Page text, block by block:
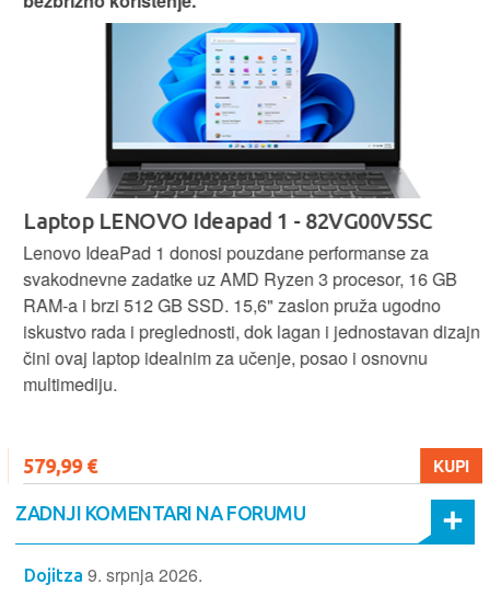
Laptop LENOVO Ideapad 1 - 82VG00V5SC
Lenovo IdeaPad 1 donosi pouzdane performanse za
svakodnevne zadatke uz AMD Ryzen 3 procesor, 16 GB
RAM-a i brzi 512 GB SSD. 15,6" zaslon pruža ugodno
iskustvo rada i preglednosti, dok lagan i jednostavan dizajn
čini ovaj laptop idealnim za učenje, posao i osnovnu
multimediju.
579,99 € KUPI
ZADNJI KOMENTARI NA FORUMU
Dojitza 9. srpnja 2026.